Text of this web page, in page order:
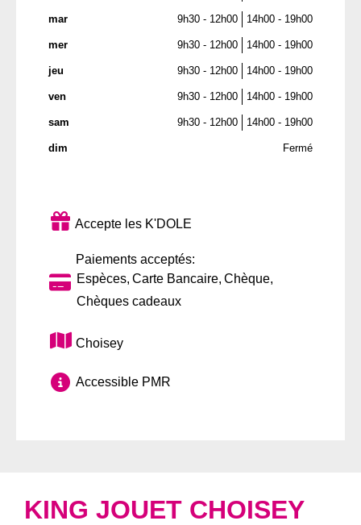
mar 9h30 - 12h00 14h00 - 19h00
mer 9h30 - 12h00 14h00 - 19h00
jeu 9h30 - 12h00 14h00 - 19h00
ven 9h30 - 12h00 14h00 - 19h00
sam 9h30 - 12h00 14h00 - 19h00
dim Fermé
Accepte les K'DOLE
Paiements acceptés:
Espèces Carte Bancaire Chèque
Chèques cadeaux
Choisey
Accessible PMR
KING JOUET CHOISEY